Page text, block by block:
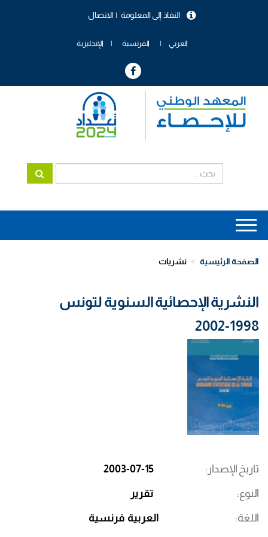
الاتصال النفاذ إلى المعلومة
العربي الفرنسية الإنجليزية
Main
navigation
الصفحة الرئيسية نشريات
النشرية الإحصائية السنوية لتونس
1998-2002
تاريخ الإصدار 2003-07-15
النوع تقرير
اللغة العربية فرنسية